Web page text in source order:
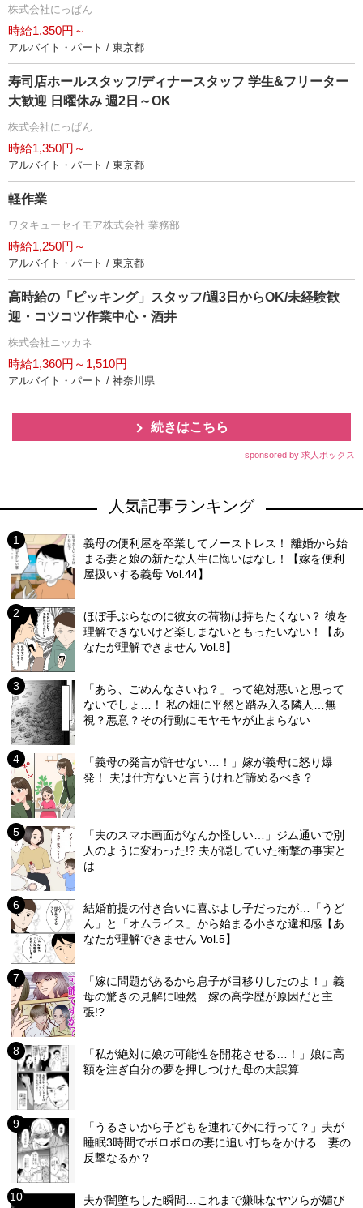
株式会社にっぱん
時給1,350円～
アルバイト・パート / 東京都
寿司店ホールスタッフ/ディナースタッフ 学生&フリーター
大歓迎 日曜休み 週2日～OK
株式会社にっぱん
時給1,350円～
アルバイト・パート / 東京都
軽作業
ワタキューセイモア株式会社 業務部
時給1,250円～
アルバイト・パート / 東京都
高時給の「ピッキング」スタッフ/週3日からOK/未経験歓
迎・コツコツ作業中心・酒井
株式会社ニッカネ
時給1,360円～1,510円
アルバイト・パート / 神奈川県
続きはこちら
sponsored by 求人ボックス
人気記事ランキング
義母の便利屋を卒業してノーストレス！ 離婚から始
まる妻と娘の新たな人生に悔いはなし！【嫁を便利
屋扱いする義母 Vol.44】
ほぼ手ぶらなのに彼女の荷物は持ちたくない？ 彼を
理解できないけど楽しまないともったいない！【あ
なたが理解できません Vol.8】
「あら、ごめんなさいね？」って絶対悪いと思って
ないでしょ…！ 私の畑に平然と踏み入る隣人…無
視？悪意？その行動にモヤモヤが止まらない
「義母の発言が許せない…！」嫁が義母に怒り爆
発！ 夫は仕方ないと言うけれど諦めるべき？
「夫のスマホ画面がなんか怪しい…」ジム通いで別
人のように変わった!? 夫が隠していた衝撃の事実と
は
結婚前提の付き合いに喜ぶよし子だったが…「うど
ん」と「オムライス」から始まる小さな違和感【あ
なたが理解できません Vol.5】
「嫁に問題があるから息子が目移りしたのよ！」義
母の驚きの見解に唖然…嫁の高学歴が原因だと主
張!?
「私が絶対に娘の可能性を開花させる…！」娘に高
額を注ぎ自分の夢を押しつけた母の大誤算
「うるさいから子どもを連れて外に行って？」夫が
睡眠3時間でボロボロの妻に追い打ちをかける…妻の
反撃なるか？
夫が闇堕ちした瞬間…これまで嫌味なヤツらが媚び